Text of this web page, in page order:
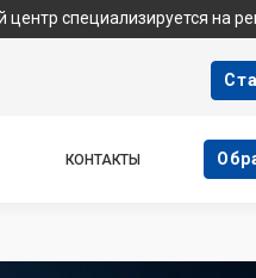
на ремонте и
КОНТАКТЫ